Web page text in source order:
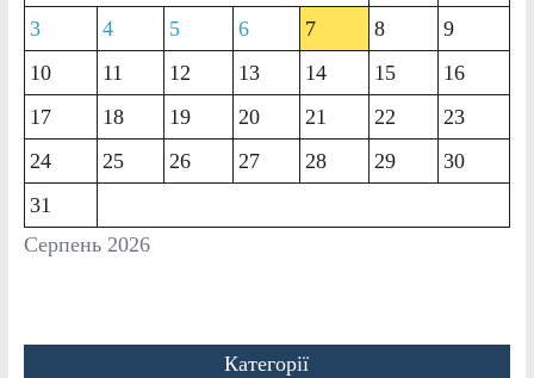
Серпень 2026
3
4 5 6 7 8
9
10
11 12 13 14 15
16
17
18 19 20 21 22
23
24
25 26 27 28 29
30
31
Категорії